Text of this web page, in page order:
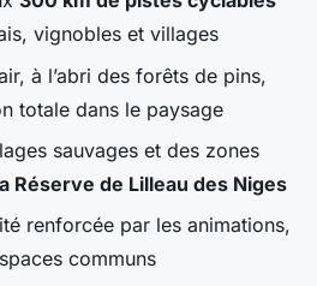
vignobles et villages
à l’abri des forêts de pins,
totale dans le paysage
sauvages et des zones
Réserve de Lilleau des Niges
renforcée par les animations,
communs